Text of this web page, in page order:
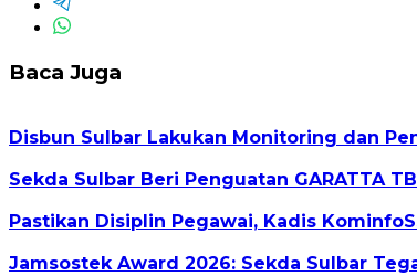
Baca Juga
Disbun Sulbar Lakukan Monitoring dan
Sekda Sulbar Beri Penguatan GARATTA
Pastikan Disiplin Pegawai, Kadis
Jamsostek Award 2026: Sekda Sulbar